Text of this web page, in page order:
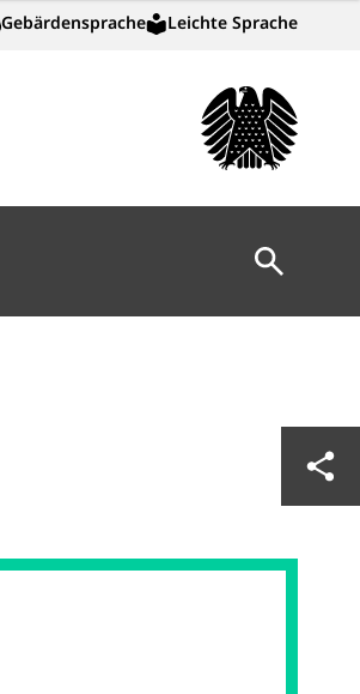
Gebärdensprache Leichte Sprache
Suche